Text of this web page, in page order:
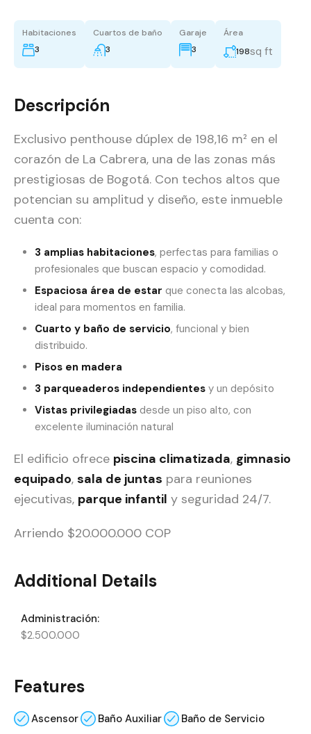
Habitaciones
3
Cuartos de baño
3
Garaje
3
Área
198sq ft
Descripción
Exclusivo penthouse dúplex de 198,16 m² en el
corazón de La Cabrera, una de las zonas más
prestigiosas de Bogotá. Con techos altos que
potencian su amplitud y diseño, este inmueble
cuenta con:
3 amplias habitaciones, perfectas para familias o
profesionales que buscan espacio y comodidad.
Espaciosa área de estar que conecta las alcobas,
ideal para momentos en familia.
Cuarto y baño de servicio, funcional y bien
distribuido.
Pisos en madera
3 parqueaderos independientes y un depósito
Vistas privilegiadas desde un piso alto, con
excelente iluminación natural
El edificio ofrece piscina climatizada, gimnasio
equipado, sala de juntas para reuniones
ejecutivas, parque infantil y seguridad 24/7.
Arriendo $20.000.000 COP
Additional Details
Administración:
$2.500.000
Features
Ascensor Baño Auxiliar Baño de Servicio